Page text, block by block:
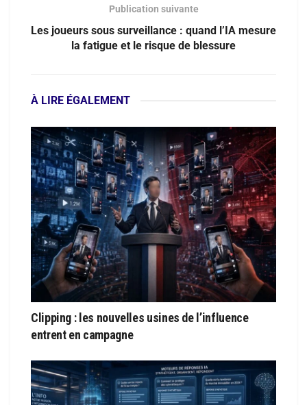
Publication suivante
Les joueurs sous surveillance : quand l’IA mesure
la fatigue et le risque de blessure
À LIRE ÉGALEMENT
Clipping : les nouvelles usines de l’influence
entrent en campagne